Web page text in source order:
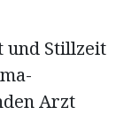
und Stillzeit
Arzt